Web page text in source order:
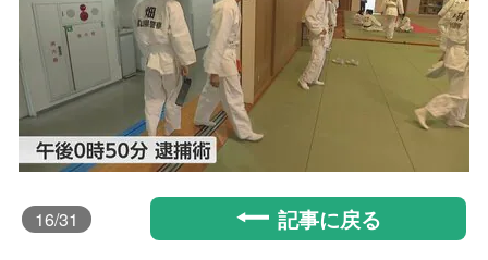
16/31 記事に戻る